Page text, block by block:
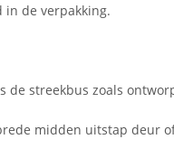
in de verpakking.
de streekbus zoals
midden uitstap deur